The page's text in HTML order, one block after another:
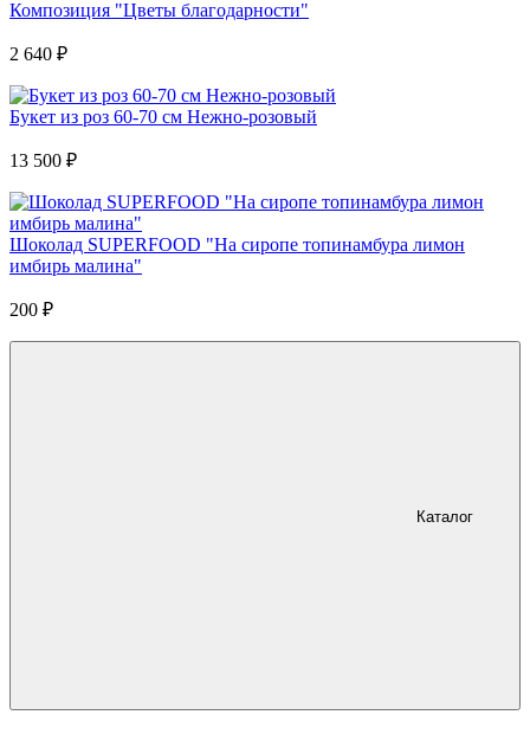
Композиция "Цветы благодарности"
2 640 ₽
Букет из роз 60-70 см Нежно-розовый
13 500 ₽
Шоколад SUPERFOOD "На сиропе топинамбура лимон
имбирь малина"
200 ₽
Каталог